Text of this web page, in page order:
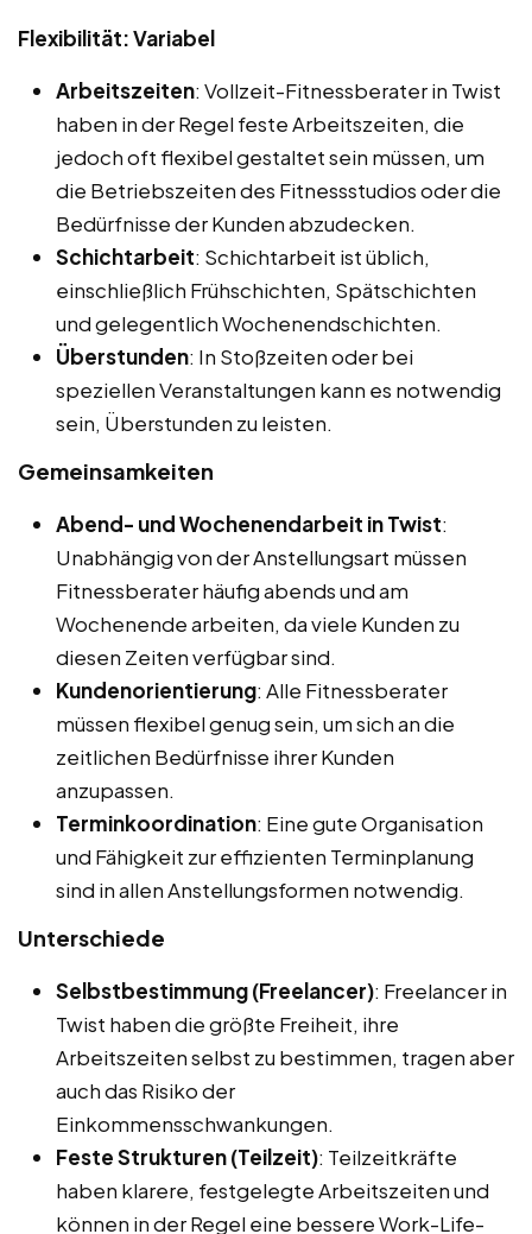
Flexibilität: Variabel
Arbeitszeiten: Vollzeit-Fitnessberater in Twist
haben in der Regel feste Arbeitszeiten, die
jedoch oft flexibel gestaltet sein müssen, um
die Betriebszeiten des Fitnessstudios oder die
Bedürfnisse der Kunden abzudecken.
Schichtarbeit: Schichtarbeit ist üblich,
einschließlich Frühschichten, Spätschichten
und gelegentlich Wochenendschichten.
Überstunden: In Stoßzeiten oder bei
speziellen Veranstaltungen kann es notwendig
sein, Überstunden zu leisten.
Gemeinsamkeiten
Abend- und Wochenendarbeit in Twist:
Unabhängig von der Anstellungsart müssen
Fitnessberater häufig abends und am
Wochenende arbeiten, da viele Kunden zu
diesen Zeiten verfügbar sind.
Kundenorientierung: Alle Fitnessberater
müssen flexibel genug sein, um sich an die
zeitlichen Bedürfnisse ihrer Kunden
anzupassen.
Terminkoordination: Eine gute Organisation
und Fähigkeit zur effizienten Terminplanung
sind in allen Anstellungsformen notwendig.
Unterschiede
Selbstbestimmung (Freelancer): Freelancer in
Twist haben die größte Freiheit, ihre
Arbeitszeiten selbst zu bestimmen, tragen aber
auch das Risiko der
Einkommensschwankungen.
Feste Strukturen (Teilzeit): Teilzeitkräfte
haben klarere, festgelegte Arbeitszeiten und
können in der Regel eine bessere Work-Life-